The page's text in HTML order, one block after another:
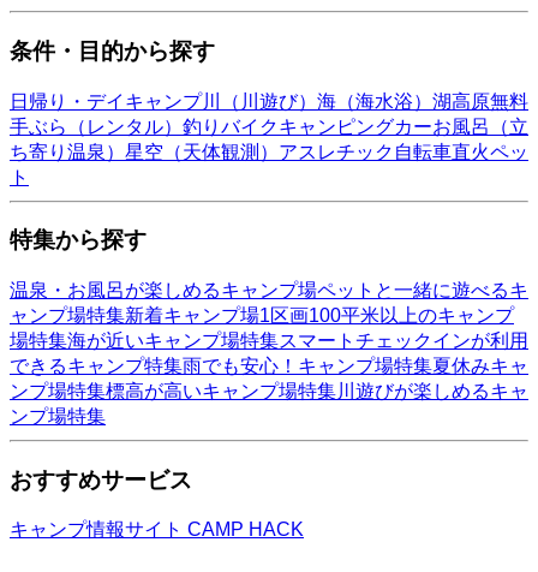
条件・目的から探す
日帰り・デイキャンプ川（川遊び） 海（海水浴） 湖高原無料
手ぶら（レンタル） 釣り バイクキャンピングカーお風呂（立
ち寄り温泉） 星空（天体観測） アスレチック 自転車直火ペッ
ト
特集から探す
温泉・お風呂が楽しめるキャンプ場ペットと一緒に遊べるキ
ャンプ場特集新着キャンプ場1区画100平米以上のキャンプ
場特集海が近いキャンプ場特集スマートチェックインが利用
できるキャンプ特集雨でも安心！キャンプ場特集夏休みキャ
ンプ場特集標高が高いキャンプ場特集川遊びが楽しめるキャ
ンプ場特集
おすすめサービス
キャンプ情報サイト CAMP HACK